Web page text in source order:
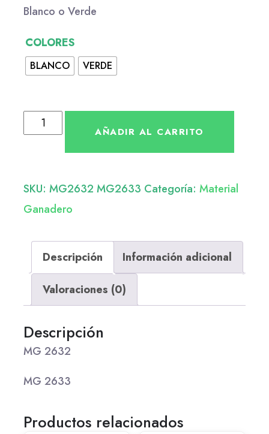
Blanco o Verde
COLORES
BLANCO VERDE
AÑADIR AL CARRITO
SKU: MG2632 MG2633 Categoría: Material
Ganadero
Descripción Información adicional
Valoraciones (0)
Descripción
MG 2632
MG 2633
Productos relacionados